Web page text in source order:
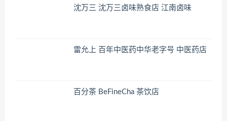
沈万三 沈万三卤味熟食店 江南卤味
雷允上 百年中医药中华老字号 中医药店
百分茶 BeFineCha 茶饮店